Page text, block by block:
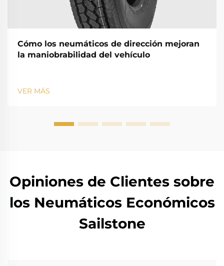
Cómo los neumáticos de dirección mejoran
la maniobrabilidad del vehículo
VER MÁS
Opiniones de Clientes sobre
los Neumáticos Económicos
Sailstone